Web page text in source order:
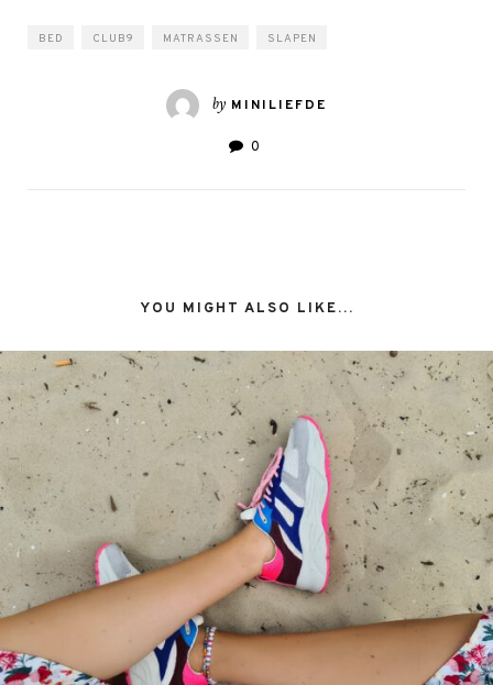
BED CLUB9 MATRASSEN SLAPEN
by MINILIEFDE
0
YOU MIGHT ALSO LIKE...